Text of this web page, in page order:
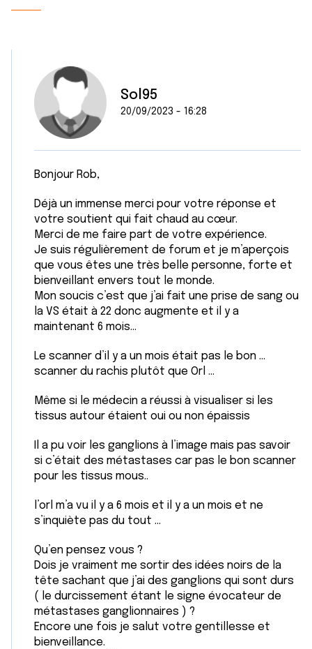
Sol95
20/09/2023 - 16:28
Bonjour Rob,
Déjà un immense merci pour votre réponse et
votre soutient qui fait chaud au cœur.
Merci de me faire part de votre expérience.
Je suis régulièrement de forum et je m’aperçois
que vous êtes une très belle personne, forte et
bienveillant envers tout le monde.
Mon soucis c’est que j’ai fait une prise de sang ou
la VS était à 22 donc augmente et il y a
maintenant 6 mois…
Le scanner d’il y a un mois était pas le bon …
scanner du rachis plutôt que Orl …
Même si le médecin a réussi à visualiser si les
tissus autour étaient oui ou non épaissis
Il a pu voir les ganglions à l’image mais pas savoir
si c’était des métastases car pas le bon scanner
pour les tissus mous..
l’orl m’a vu il y a 6 mois et il y a un mois et ne
s’inquiète pas du tout …
Qu’en pensez vous ?
Dois je vraiment me sortir des idées noirs de la
tête sachant que j’ai des ganglions qui sont durs
( le durcissement étant le signe évocateur de
métastases ganglionnaires ) ?
Encore une fois je salut votre gentillesse et
bienveillance.